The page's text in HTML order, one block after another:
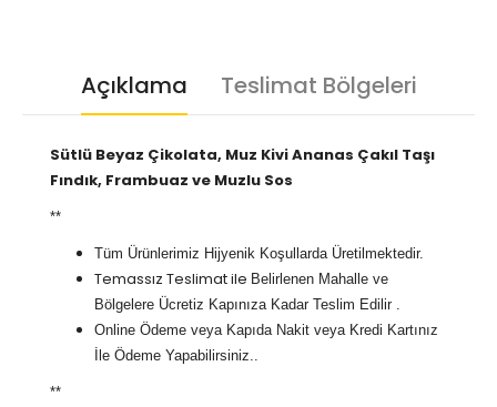
Açıklama Teslimat Bölgeleri
Sütlü Beyaz Çikolata, Muz Kivi Ananas Çakıl Taşı
Fındık, Frambuaz ve Muzlu Sos
**
Tüm Ürünlerimiz Hijyenik Koşullarda Üretilmektedir.
Temassız Teslimat ile Belirlenen Mahalle ve
Bölgelere Ücretiz Kapınıza Kadar Teslim Edilir .
Online Ödeme veya Kapıda Nakit veya Kredi Kartınız
İle Ödeme Yapabilirsiniz..
**